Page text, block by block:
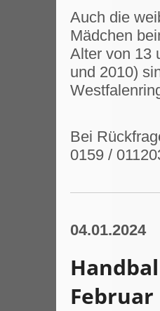
Auch die
Mädchen
Alter von 13
und 2010)
Bei
0159 /
04.01.2024
Februar